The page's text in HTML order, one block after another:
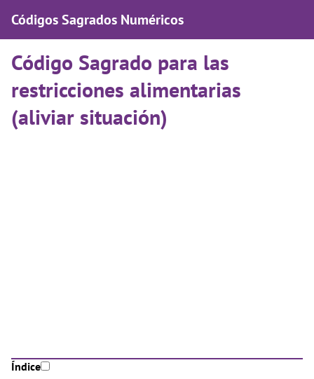
Códigos Sagrados Numéricos
Código Sagrado para las
restricciones alimentarias
(aliviar situación)
Índice